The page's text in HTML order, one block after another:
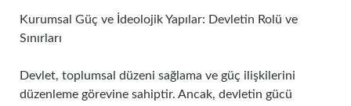
Kurumsal Güç ve İdeolojik Yapılar: Devletin Rolü ve
Sınırları
Devlet, toplumsal düzeni sağlama ve güç ilişkilerini
düzenleme görevine sahiptir. Ancak, devletin gücü